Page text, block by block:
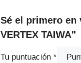
Sé el primero en
VERTEX TAIWA”
Tu puntuación *